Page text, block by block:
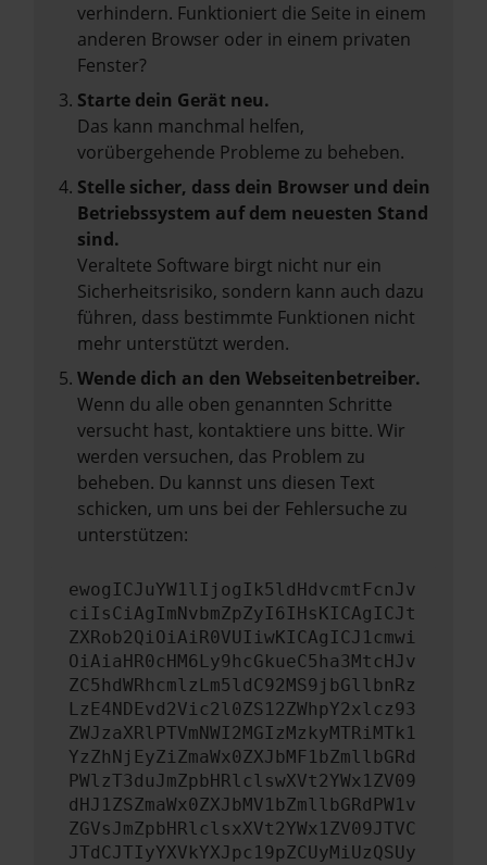
verhindern. Funktioniert die Seite in einem
anderen Browser oder in einem privaten
Fenster?
Starte dein Gerät neu.
Das kann manchmal helfen,
vorübergehende Probleme zu beheben.
Stelle sicher, dass dein Browser und dein
Betriebssystem auf dem neuesten Stand
sind.
Veraltete Software birgt nicht nur ein
Sicherheitsrisiko, sondern kann auch dazu
führen, dass bestimmte Funktionen nicht
mehr unterstützt werden.
Wende dich an den Webseitenbetreiber.
Wenn du alle oben genannten Schritte
versucht hast, kontaktiere uns bitte. Wir
werden versuchen, das Problem zu
beheben. Du kannst uns diesen Text
schicken, um uns bei der Fehlersuche zu
unterstützen:
ewogICJuYW1lIjogIk5ldHdvcmtFcnJv
ciIsCiAgImNvbmZpZyI6IHsKICAgICJt
ZXRob2QiOiAiR0VUIiwKICAgICJ1cmwi
OiAiaHR0cHM6Ly9hcGkueC5ha3MtcHJv
ZC5hdWRhcmlzLm5ldC92MS9jbGllbnRz
LzE4NDEvd2Vic2l0ZS12ZWhpY2xlcz93
ZWJzaXRlPTVmNWI2MGIzMzkyMTRiMTk1
YzZhNjEyZiZmaWx0ZXJbMF1bZmllbGRd
PWlzT3duJmZpbHRlclswXVt2YWx1ZV09
dHJ1ZSZmaWx0ZXJbMV1bZmllbGRdPW1v
ZGVsJmZpbHRlclsxXVt2YWx1ZV09JTVC
JTdCJTIyYXVkYXJpc19pZCUyMiUzQSUy